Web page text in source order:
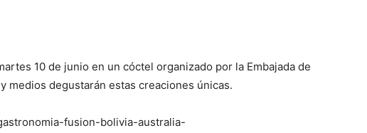
10 de junio en un cóctel organizado por la Embajada de
medios degustarán estas creaciones únicas.